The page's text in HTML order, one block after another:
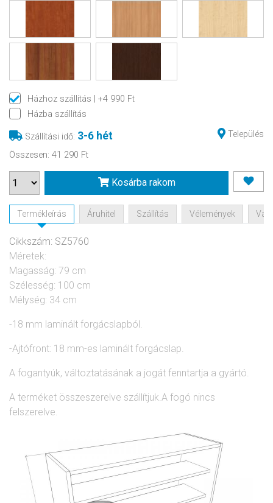
Házhoz szállítás
| +4 990 Ft
Házba szállítás
Szállítási idő: 3-6 hét
Település
Összesen: 41 290 Ft
Kosárba rakom
Termékleírás Áruhitel Szállítás Vélemények
Cikkszám: SZ5760
Méretek:
Magasság: 79 cm
Szélesség: 100 cm
Mélység: 34 cm
-18 mm laminált forgácslapból.
-Ajtófront: 18 mm-es laminált forgácslap.
A fogantyúk, változtatásának a jogát fenntartja a gyártó.
A terméket összeszerelve szállítjuk.A fogó nincs
felszerelve.